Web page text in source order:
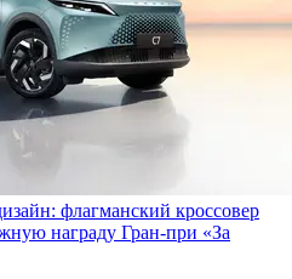
флагманский кроссовер
награду Гран-при «За